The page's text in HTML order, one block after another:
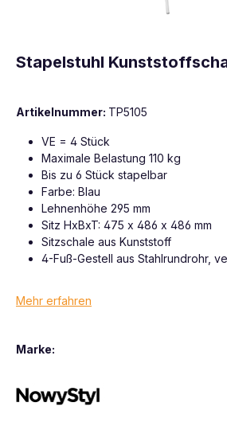
Stapelstuhl
Artikelnummer: TP5105
VE = 4 Stück
Maximale Belastung 110 kg
Bis zu 6 Stück stapelbar
Farbe: Blau
Lehnenhöhe 295 mm
Sitz HxBxT: 475 x 486 x 486 mm
Sitzschale aus Kunststoff
4-Fuß-Gestell aus Stahlrundrohr,
Mehr erfahren
Marke: